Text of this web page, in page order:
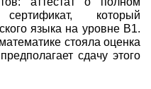
который
языка на уровне B1.
стояла оценка
сдачу этого